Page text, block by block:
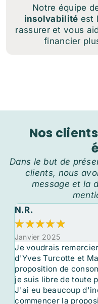
Notre équipe
insolvabilité est
rassurer et vous
financier
Nos
Dans le but de
clients, nous
message et la
S.R.
★★★★★
Novembre 2024
Excellent service en
rapidement à vos
mieux en fonction
capacités. Ils ne
vous aider à passer
HUMAINEMENT. Le